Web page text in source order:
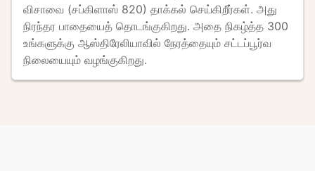
விசாவை (சப்கிளாஸ் 820) தாக்கல் செய்கிறீர்கள். அது
நிரந்தர பாதையைத் தொடங்குகிறது. அதை நிகழ்த்த 300
உங்களுக்கு ஆஸ்திரேலியாவில் நேரத்தையும் சட்டப்பூர்வ
நிலையையும் வழங்குகிறது.